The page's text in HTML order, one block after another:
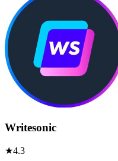
Writesonic
★4.3